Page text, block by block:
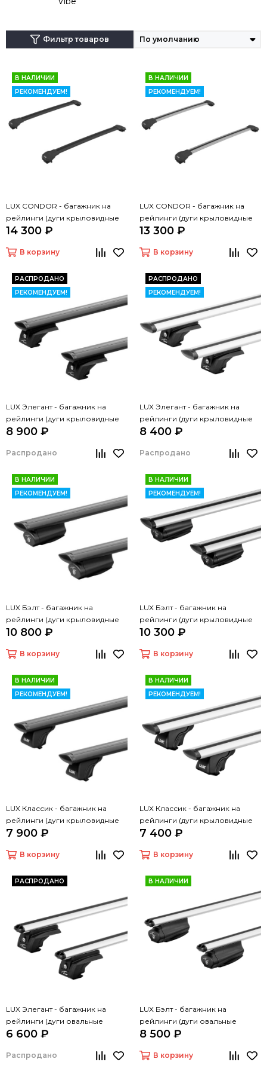
Фильтр товаров
В НАЛИЧИИ
РЕКОМЕНДУЕМ!
LUX CONDOR - багажник на
рейлинги (дуги крыловидные
черные 110 см)
14 300 ₽
В корзину
В НАЛИЧИИ
РЕКОМЕНДУЕМ!
LUX CONDOR - багажник на
рейлинги (дуги крыловидные
серые 110 см)
13 300 ₽
В корзину
РАСПРОДАНО
РЕКОМЕНДУЕМ!
LUX Элегант - багажник на
рейлинги (дуги крыловидные
черные, 1,2м)
8 900 ₽
Распродано
РАСПРОДАНО
РЕКОМЕНДУЕМ!
LUX Элегант - багажник на
рейлинги (дуги крыловидные
серые, 1,2м)
8 400 ₽
Распродано
В НАЛИЧИИ
РЕКОМЕНДУЕМ!
LUX Бэлт - багажник на
рейлинги (дуги крыловидные
черные, 1,2м)
10 800 ₽
В корзину
В НАЛИЧИИ
РЕКОМЕНДУЕМ!
LUX Бэлт - багажник на
рейлинги (дуги крыловидные
серые, 1,2м)
10 300 ₽
В корзину
В НАЛИЧИИ
РЕКОМЕНДУЕМ!
LUX Классик - багажник на
рейлинги (дуги крыловидные
черные, 1,2м)
7 900 ₽
В корзину
В НАЛИЧИИ
РЕКОМЕНДУЕМ!
LUX Классик - багажник на
рейлинги (дуги крыловидные
серые, 1,2м)
7 400 ₽
В корзину
РАСПРОДАНО
LUX Элегант - багажник на
рейлинги (дуги овальные
серые, 1,2м)
6 600 ₽
Распродано
В НАЛИЧИИ
LUX Бэлт - багажник на
рейлинги (дуги овальные
серые, 1,2м)
8 500 ₽
В корзину